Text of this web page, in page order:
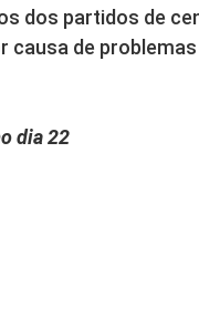
dos partidos de
de
dia 22